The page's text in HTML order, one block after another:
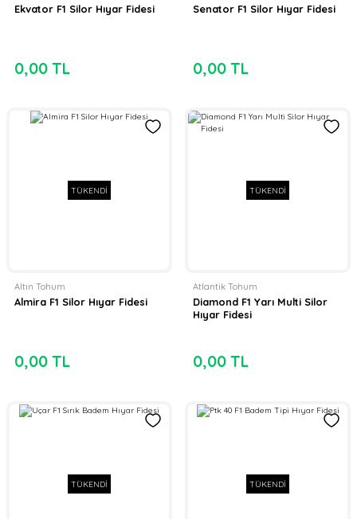
Ekvator F1 Silor Hıyar Fidesi
0,00 TL
Senator F1 Silor Hıyar Fidesi
0,00 TL
TÜKENDİ
Altın Tohum
Almira F1 Silor Hıyar Fidesi
0,00 TL
TÜKENDİ
Atlantik Tohum
Diamond F1 Yarı Multi Silor
Hıyar Fidesi
0,00 TL
TÜKENDİ TÜKENDİ